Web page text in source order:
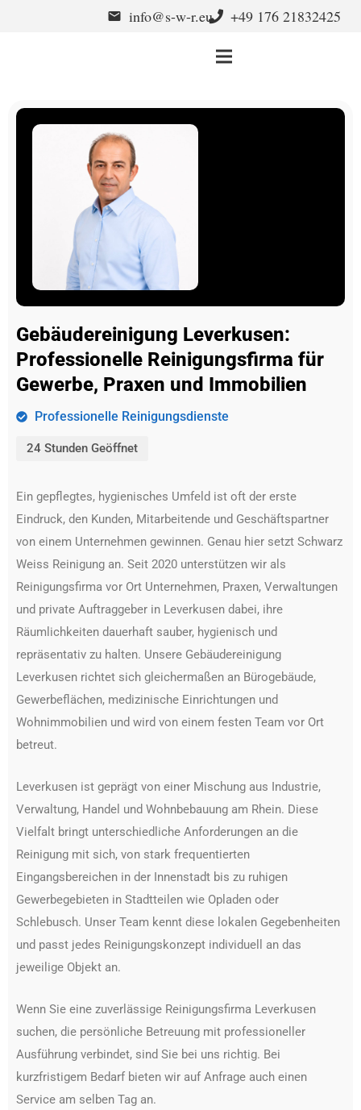
email info@s-w-r.eu +49 176 21832425
Gebäudereinigung Leverkusen:
Professionelle Reinigungsfirma für
Gewerbe, Praxen und Immobilien
Professionelle Reinigungsdienste
24 Stunden Geöffnet
Ein gepflegtes, hygienisches Umfeld ist oft der erste
Eindruck, den Kunden, Mitarbeitende und Geschäftspartner
von einem Unternehmen gewinnen. Genau hier setzt Schwarz
Weiss Reinigung an. Seit 2020 unterstützen wir als
Reinigungsfirma vor Ort Unternehmen, Praxen, Verwaltungen
und private Auftraggeber in Leverkusen dabei, ihre
Räumlichkeiten dauerhaft sauber, hygienisch und
repräsentativ zu halten. Unsere Gebäudereinigung
Leverkusen richtet sich gleichermaßen an Bürogebäude,
Gewerbeflächen, medizinische Einrichtungen und
Wohnimmobilien und wird von einem festen Team vor Ort
betreut.
Leverkusen ist geprägt von einer Mischung aus Industrie,
Verwaltung, Handel und Wohnbebauung am Rhein. Diese
Vielfalt bringt unterschiedliche Anforderungen an die
Reinigung mit sich, von stark frequentierten
Eingangsbereichen in der Innenstadt bis zu ruhigen
Gewerbegebieten in Stadtteilen wie Opladen oder
Schlebusch. Unser Team kennt diese lokalen Gegebenheiten
und passt jedes Reinigungskonzept individuell an das
jeweilige Objekt an.
Wenn Sie eine zuverlässige Reinigungsfirma Leverkusen
suchen, die persönliche Betreuung mit professioneller
Ausführung verbindet, sind Sie bei uns richtig. Bei
kurzfristigem Bedarf bieten wir auf Anfrage auch einen
Service am selben Tag an.